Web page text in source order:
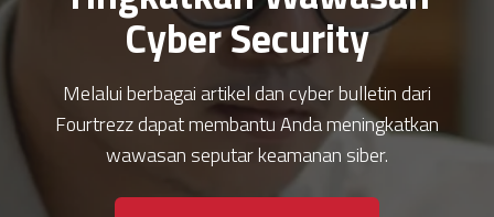
Cyber Security
Melalui berbagai artikel dan cyber bulletin dari
Fourtrezz dapat membantu Anda meningkatkan
wawasan seputar keamanan siber.